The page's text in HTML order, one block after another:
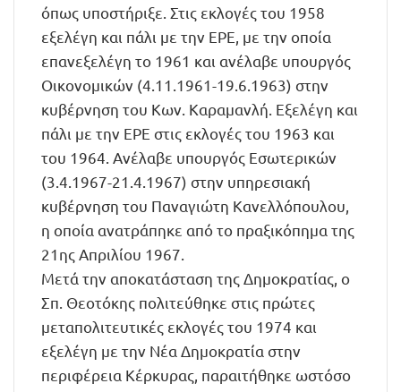
όπως υποστήριξε. Στις εκλογές του 1958
εξελέγη και πάλι με την ΕΡΕ, με την οποία
επανεξελέγη το 1961 και ανέλαβε υπουργός
Οικονομικών (4.11.1961-19.6.1963) στην
κυβέρνηση του Κων. Καραμανλή. Εξελέγη και
πάλι με την ΕΡΕ στις εκλογές του 1963 και
του 1964. Ανέλαβε υπουργός Εσωτερικών
(3.4.1967-21.4.1967) στην υπηρεσιακή
κυβέρνηση του Παναγιώτη Κανελλόπουλου,
η οποία ανατράπηκε από το πραξικόπημα της
21ης Απριλίου 1967.
Μετά την αποκατάσταση της Δημοκρατίας, ο
Σπ. Θεοτόκης πολιτεύθηκε στις πρώτες
μεταπολιτευτικές εκλογές του 1974 και
εξελέγη με την Νέα Δημοκρατία στην
περιφέρεια Κέρκυρας, παραιτήθηκε ωστόσο